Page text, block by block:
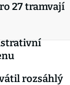
27 tramvají
rozsáhlý